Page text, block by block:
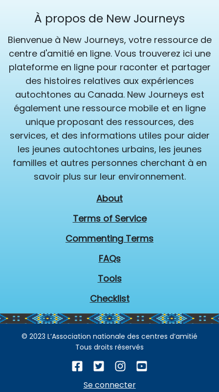
À propos de New Journeys
Bienvenue à New Journeys, votre ressource de
centre d'amitié en ligne. Vous trouverez ici une
plateforme en ligne pour raconter et partager
des histoires relatives aux expériences
autochtones au Canada. New Journeys est
également une ressource mobile et en ligne
unique proposant des ressources, des
services, et des informations utiles pour aider
les jeunes autochtones urbains, les jeunes
familles et autres personnes cherchant à en
savoir plus sur leur environnement.
About
Terms of Service
Commenting Terms
FAQs
Tools
Checklist
© 2023 L’Association nationale des centres d’amitié
Tous droits réservés
Se connecter